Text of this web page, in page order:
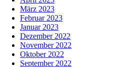
März 2023
Februar 2023
Januar 2023
Dezember 2022
November 2022
Oktober 2022
September 2022